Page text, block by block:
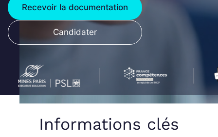
Recevoir la documentation
Candidater
Informations clés